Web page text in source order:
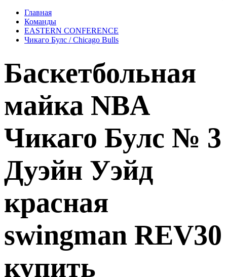
Главная
Команды
EASTERN CONFERENCE
Чикаго Булс / Chicago Bulls
Баскетбольная
майка NBA
Чикаго Булс № 3
Дуэйн Уэйд
красная
swingman REV30
купить